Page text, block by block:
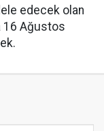
edecek olan
16 Ağustos